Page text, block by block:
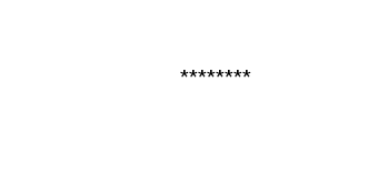
********